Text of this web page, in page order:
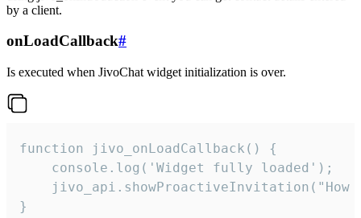
by a client.
onLoadCallback#
Is executed when JivoChat widget initialization is over.
function jivo_onLoadCallback() {
    console.log('Widget fully loaded');
jivo_api.showProactiveInvitation("How
}